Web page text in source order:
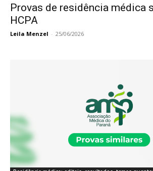
Provas de residência médica
HCPA
Leila Menzel - 25/06/2026